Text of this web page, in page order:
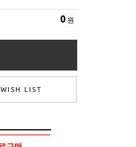
0 원
WISH LIST